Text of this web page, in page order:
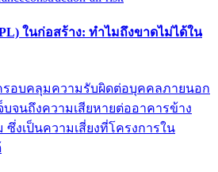
ในก่อสร้าง: ทำไมถึงขาดไม่ได้ใน
ครอบคลุมความรับผิดต่อบุคคลภายนอก
บจนถึงความเสียหายต่ออาคารข้าง
ซึ่งเป็นความเสี่ยงที่โครงการใน